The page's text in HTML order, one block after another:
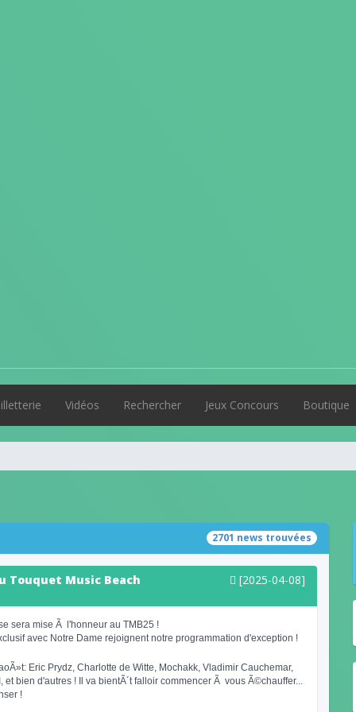
Vidéos Rechercher Jeux Concours Boutique
2701 news trouvées
Touquet Music Beach [2025-04-08]
sera mise Ã l'honneur au TMB25 !
avec Notre Dame rejoignent notre programmation d'exception !
Eric Prydz, Charlotte de Witte, Mochakk, Vladimir Cauchemar,
et bien d'autres ! Il va bientÃ´t falloir commencer Ã vous Ã©chauffer...
!